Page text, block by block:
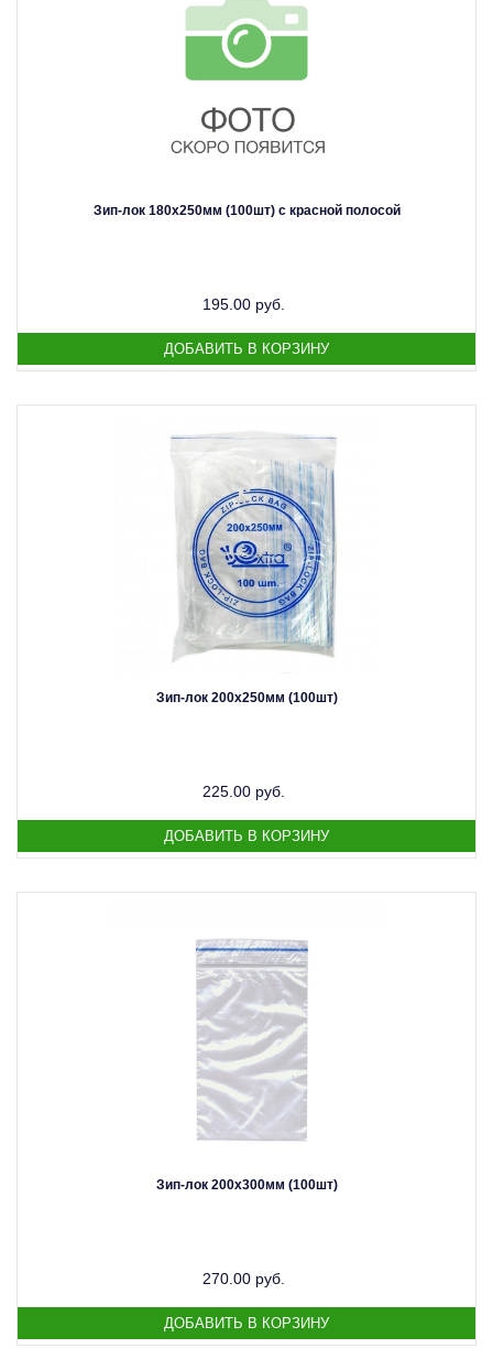
Зип-лок 180х250мм (100шт) с красной полосой
195.00 руб.
Зип-лок 200х250мм (100шт)
225.00 руб.
Зип-лок 200х300мм (100шт)
270.00 руб.